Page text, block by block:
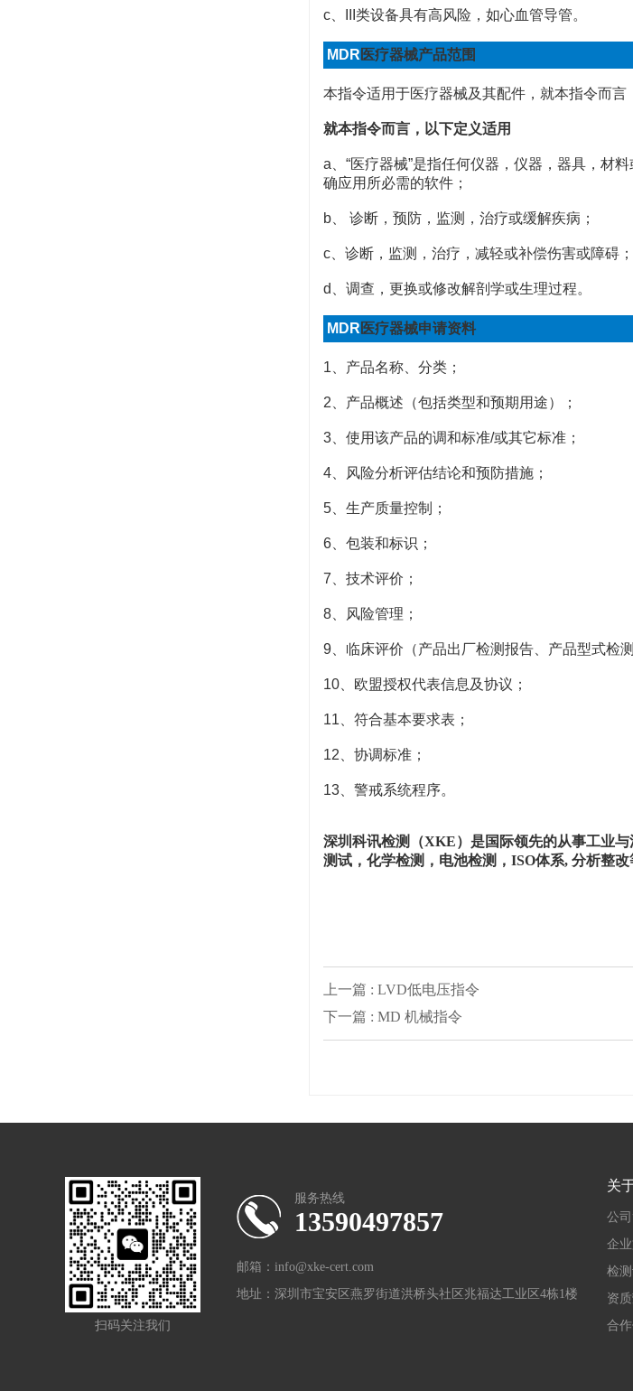
c 类设备具有高风险，如心血管导管。
MDR 医疗器械产品范围
本指令适用于医疗器械及其配件，就本指令而言
就本指令而言，以下定义适用
a “医疗器械”是指任何仪器，仪器，器具，材
确应用所必需的软件；
b 、 诊断，预防，监测，治疗或缓解疾病；
c 、诊断，监测，治疗，减轻或补偿伤害或障碍；
d 、调查，更换或修改解剖学或生理过程。
MDR 医疗器械申请资料
1 、产品名称、分类；
2 、产品概述（包括类型和预期用途）；
3 、使用该产品的调和标准/或其它标准；
4 、风险分析评估结论和预防措施；
5 、生产质量控制；
6 、包装和标识；
7 、技术评价；
8 、风险管理；
9 、临床评价（产品出厂检测报告、产品型式检
10 、欧盟授权代表信息及协议；
11 、符合基本要求表；
12 、协调标准；
13 、警戒系统程序。
深圳科讯检测（XKE）是国际领先的从事工业
测试，化学检测，电池检测，ISO体系, 分析整
上一篇 : LVD低电压指令
下一篇 : MD 机械指令
扫码关注我们
服务热线
13590497857
邮箱：info@xke-cert.com
地址：深圳市宝安区燕罗街道洪桥头社区兆福达工业区4栋1楼
关
公
企
检
资
合